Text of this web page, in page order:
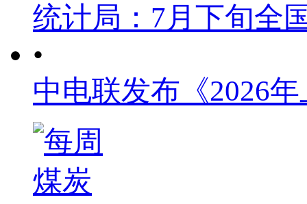
统计局：7月下旬全
•
中电联发布《2026